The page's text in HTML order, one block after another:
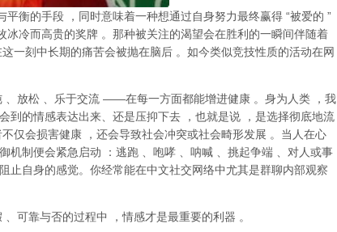
平衡的手段 ，同时意味着一种想通过自身努力最终赢得 “被爱的 ”
冰冷而高贵的奖牌 。那种被关注的渴望会在胜利的一瞬间伴随着
这一刻中长期的痛苦会被抛在脑后 。如今类似竞技性质的活动在网
、放松 、乐于交流 ——在每一方面都能增进健康 。身为人类
，我
到的情感表达出来、还是压抑下去 ，也就是说 ， 是选择彻底地流
不仅会损害健康 ，还会导致社会冲突或社会畸形发展 。当人在心
机制便会紧急启动 ：逃跑 、咆哮 、呐喊 、挑起争端
、对人或事
止自身的感觉。你经常能在中文社交网络中尤其是群聊内部观察
、可靠与否的过程中 ，情感才是最重要的利器 。